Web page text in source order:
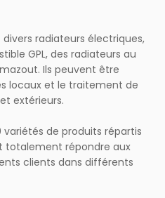
radiateurs électriques,
GPL, des radiateurs au
Ils peuvent être
locaux et le traitement de
extérieurs.
variétés de produits répartis
totalement répondre aux
clients dans différents